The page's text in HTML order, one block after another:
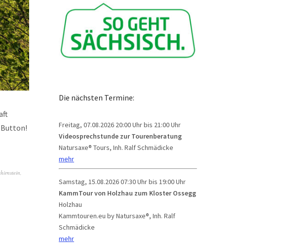
Button!
Die nächsten Termine:
Freitag, 07.08.2026 20:00 Uhr bis 21:00 Uhr
Videosprechstunde zur Tourenberatung
Natursaxe® Tours, Inh. Ralf Schmädicke
mehr
Samstag, 15.08.202607:30 Uhr bis 19:00 Uhr
KammTour von Holzhau zum Kloster Ossegg
Holzhau
Kammtouren.eu by Natursaxe®, Inh. Ralf
Schmädicke
mehr